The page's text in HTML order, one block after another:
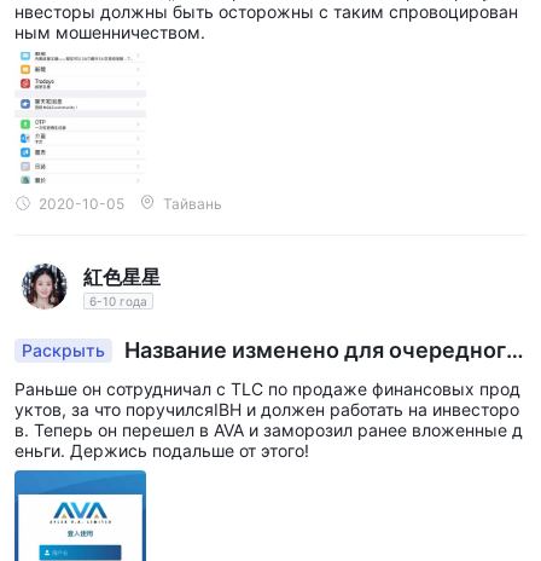
нвесторы должны быть осторожны с таким спровоцирован
ным мошенничеством.
2020-10-05 Тайвань
紅色星星
6-10 года
Раскрыть
Название изменено для очередного
раунда мошенничества
Раньше он сотрудничал с TLC по продаже финансовых прод
уктов, за что поручилсяIBH и должен работать на инвесторо
в. Теперь он перешел в AVA и заморозил ранее вложенные д
еньги. Держись подальше от этого!